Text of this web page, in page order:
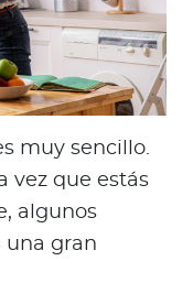
muy sencillo.
vez que estás
algunos
una gran